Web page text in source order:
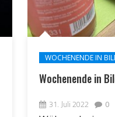
WOCHENENDE IN
Wochenende in
31. Juli 2022 0